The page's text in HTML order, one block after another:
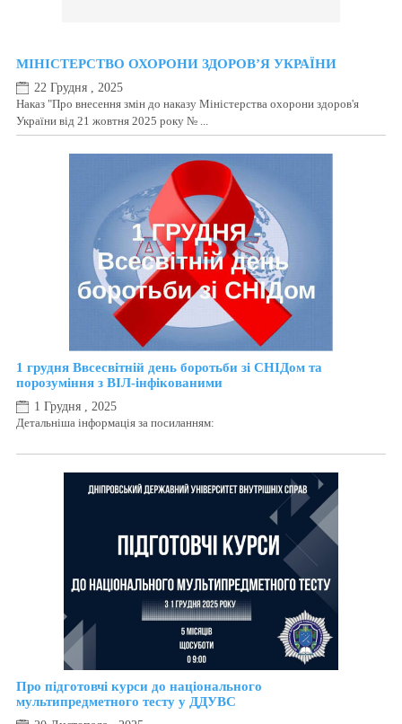
МІНІСТЕРСТВО ОХОРОНИ ЗДОРОВ’Я УКРАЇНИ
22 Грудня , 2025
Наказ "Про внесення змін до наказу Міністерства охорони здоров'я
України від 21 жовтня 2025 року № ...
1 грудня Ввсесвітній день боротьби зі СНІДом та
порозуміння з ВІЛ-інфікованими
1 Грудня , 2025
Детальніша інформація за посиланням:
Про підготовчі курси до національного
мультипредметного тесту у ДДУВС